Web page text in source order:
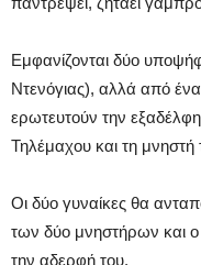
Εμφανίζονται δύο
Ντενόγιας), αλλά από ένα
ερωτευτούν την
Τηλέμαχου και τη μνηστή
Οι δύο γυναίκες θα
των δύο μνηστήρων και
την αδερφή του.